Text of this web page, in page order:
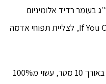
בעומר רדיד אלומיניום
אקולוגי של המותג הבינלאומי If You Care, לצליית תפוחי אדמה
רדיד אלומיניום If You Care מגיע באורך 10 מטר, עשוי מ100%